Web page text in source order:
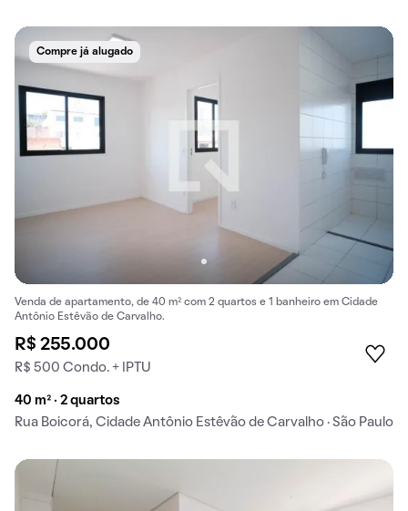
Compre já alugado
Venda de apartamento, de 40 m² com 2 quartos e 1 banheiro em Cidade
Antônio Estêvão de Carvalho.
R$ 255.000
R$ 500 Condo. + IPTU
40 m² · 2 quartos
Rua Boicorá, Cidade Antônio Estêvão de Carvalho · São Paulo